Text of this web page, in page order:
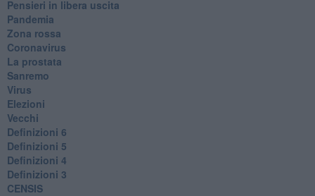
​Pensieri in libera uscita
Pandemia
Zona rossa
Coronavirus
La prostata
Sanremo
Virus
Elezioni
Vecchi
Definizioni 6
Definizioni 5
Definizioni 4
Definizioni 3
CENSIS